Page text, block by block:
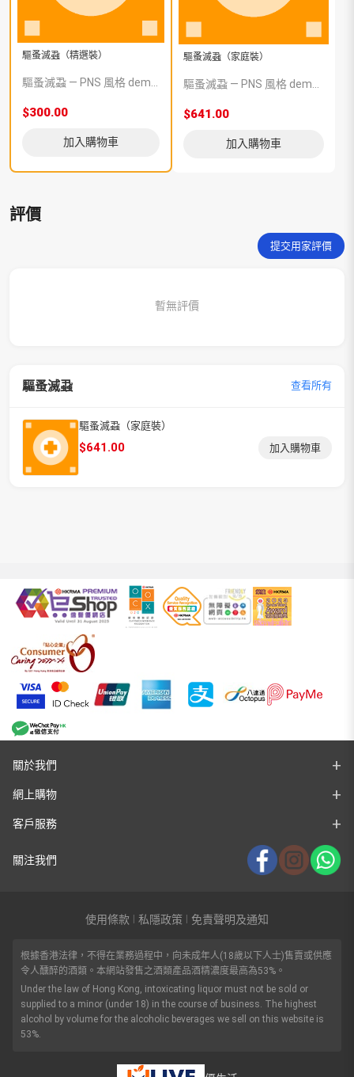
驅蚤滅蝨（精選裝）
驅蚤滅蝨 — PNS 風格 demo 占位商品，方便首頁與分類頁版位演示，上線前由業務替換為真實 SKU。
$300.00
加入購物車
驅蚤滅蝨（家庭裝）
驅蚤滅蝨 — PNS 風格 demo 占位商品，方便首頁與分類頁版位演示，上線前由業務替換為真實 SKU。
$641.00
加入購物車
評價
提交用家評價
暫無評價
驅蚤滅蝨 查看所有
驅蚤滅蝨（家庭裝）
$641.00 加入購物車
關於我們
網上購物
客戶服務
關注我們
使用條款 私隱政策 免責聲明及通知
根據香港法律，不得在業務過程中，向未成年人(18歲以下人士)售賣或供應
令人醺醉的酒類。本網站發售之酒類產品酒精濃度最高為53%。
Under the law of Hong Kong, intoxicating liquor must not be sold or
supplied to a minor (under 18) in the course of business. The highest
alcohol by volume for the alcoholic beverages we sell on this website is
53%.